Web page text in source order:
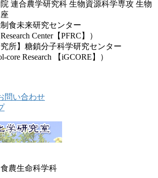
院 連合農学研究科 生物資源科学専攻 生物
食未来研究センター
Center【PFRC】）
究所】糖鎖分子科学研究センター
core Research 【iGCORE】）
問い合わせ
農生命科学科